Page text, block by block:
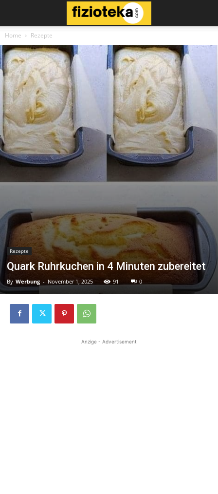
Home Rezepte
Rezepte
Quark Ruhrkuchen in 4 Minuten zubereitet
By Werbung - November 1, 2025 91 0
Anzige - Advertisement